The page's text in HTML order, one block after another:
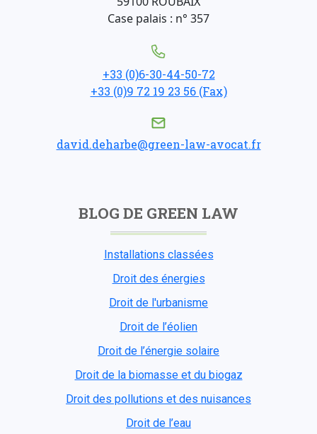
Case palais : n° 357
+33 (0)6-30-44-50-72
+33 (0)9 72 19 23 56 (Fax)
david.deharbe@green-law-avocat.fr
BLOG DE GREEN LAW
Installations classées
Droit des énergies
Droit de l'urbanisme
Droit de l’éolien
Droit de l’énergie solaire
Droit de la biomasse et du biogaz
Droit des pollutions et des nuisances
Droit de l’eau